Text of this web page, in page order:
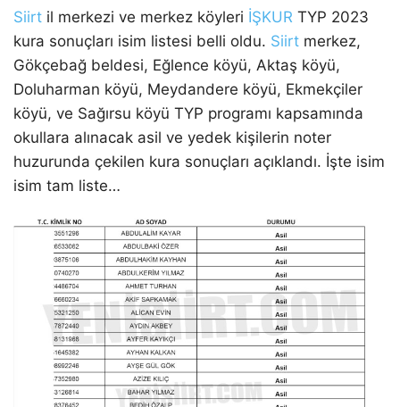
Instagram
Youtube
Siirt il merkezi ve merkez köyleri İŞKUR TYP 2023
kura sonuçları isim listesi belli oldu. Siirt merkez,
Gökçebağ beldesi, Eğlence köyü, Aktaş köyü,
Doluharman köyü, Meydandere köyü, Ekmekçiler
köyü, ve Sağırsu köyü TYP programı kapsamında
okullara alınacak asil ve yedek kişilerin noter
huzurunda çekilen kura sonuçları açıklandı. İşte isim
isim tam liste…